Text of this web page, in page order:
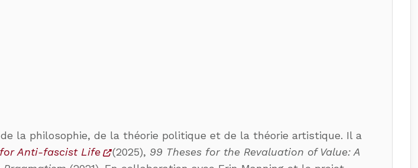
la philosophie, de la théorie politique et de la théorie artistique. Il a
for Anti-fascist Life (2025), 99 Theses for the Revaluation of Value: A